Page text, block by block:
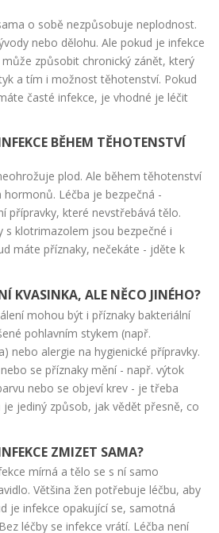
o sobě nezpůsobuje neplodnost.
nebo dělohu. Ale pokud je infekce
způsobit chronický zánět, který
a tím i možnost těhotenství. Pokud
časté infekce, je vhodné je léčit
BĚHEM TĚHOTENSTVÍ
plod. Ale během těhotenství
Léčba je bezpečná -
přípravky, které nevstřebává tělo.
s klotrimazolem jsou bezpečné i
máte příznaky, nečekáte - jděte k
KVASINKA, ALE NĚCO JINÉHO?
mohou být i příznaky bakteriální
pohlavním stykem (např.
nebo alergie na hygienické přípravky.
se příznaky mění - např. výtok
nebo se objeví krev - je třeba
jediný způsob, jak vědět přesně, co
ZMIZET SAMA?
mírná a tělo se s ní samo
Většina žen potřebuje léčbu, aby
je infekce opakující se, samotná
léčby se infekce vrátí. Léčba není